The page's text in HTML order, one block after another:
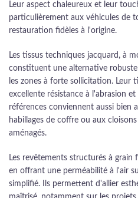
Leur aspect chaleureux et leur
particulièrement aux véhicules de
restauration fidèles à l'origine.
Les tissus techniques jacquard, à
constituent une alternative
les zones à forte sollicitation. Leur
excellente résistance à l'abrasion
références conviennent aussi bien
habillages de coffre ou aux
aménagés.
Les revêtements structurés à
en offrant une perméabilité à l'air
simplifié. Ils permettent d'allier